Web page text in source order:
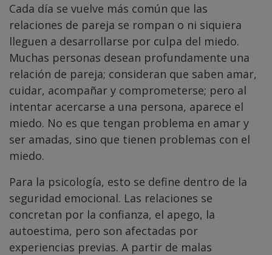
Cada día se vuelve más común que las
relaciones de pareja se rompan o ni siquiera
lleguen a desarrollarse por culpa del miedo.
Muchas personas desean profundamente una
relación de pareja; consideran que saben amar,
cuidar, acompañar y comprometerse; pero al
intentar acercarse a una persona, aparece el
miedo. No es que tengan problema en amar y
ser amadas, sino que tienen problemas con el
miedo.
Para la psicología, esto se define dentro de la
seguridad emocional. Las relaciones se
concretan por la confianza, el apego, la
autoestima, pero son afectadas por
experiencias previas. A partir de malas